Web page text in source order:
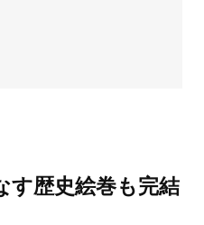
す歴史絵巻も完結